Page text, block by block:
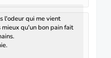
l'odeur qui me vient
mieux qu'un bon pain fait